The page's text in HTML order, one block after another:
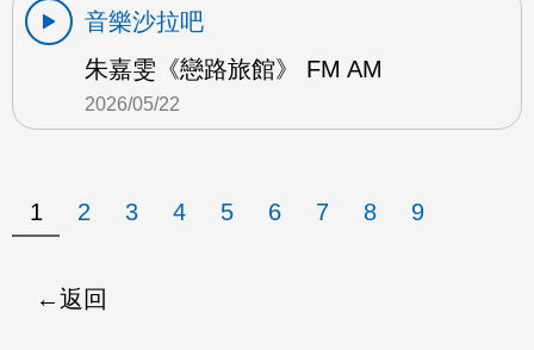
音樂沙拉吧
朱嘉雯《戀路旅館》 FM AM
2026/05/22
1 2 3 4 5 6 7 8 9
返回